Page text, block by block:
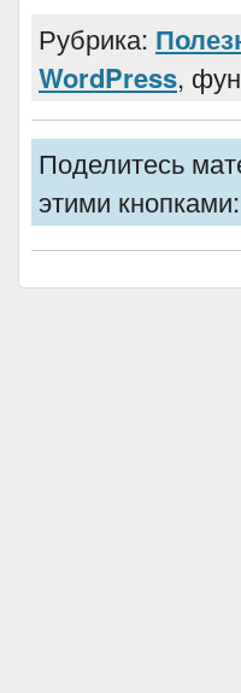
Рубрика:
WordPress,
Поделитесь
этими кнопками: